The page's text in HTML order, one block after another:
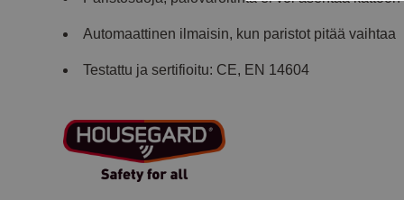
Automaattinen ilmaisin, kun paristot pitää vaihtaa
Testattu ja sertifioitu: CE, EN 14604